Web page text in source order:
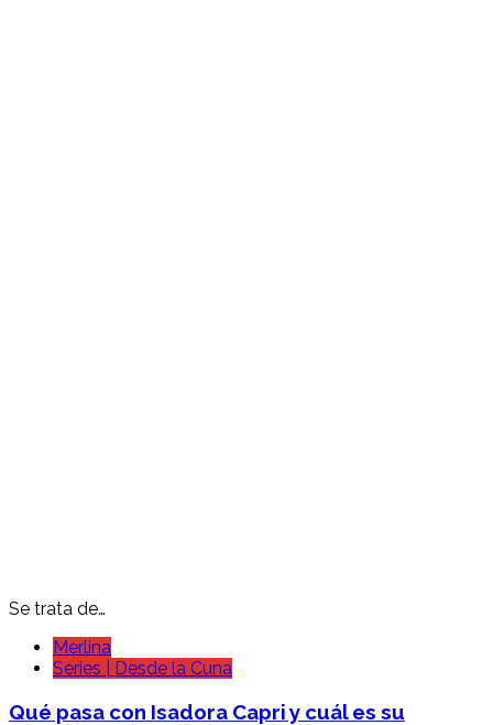
Se trata de…
Merlina
Series | Desde la Cuna
Qué pasa con Isadora Capri y cuál es su